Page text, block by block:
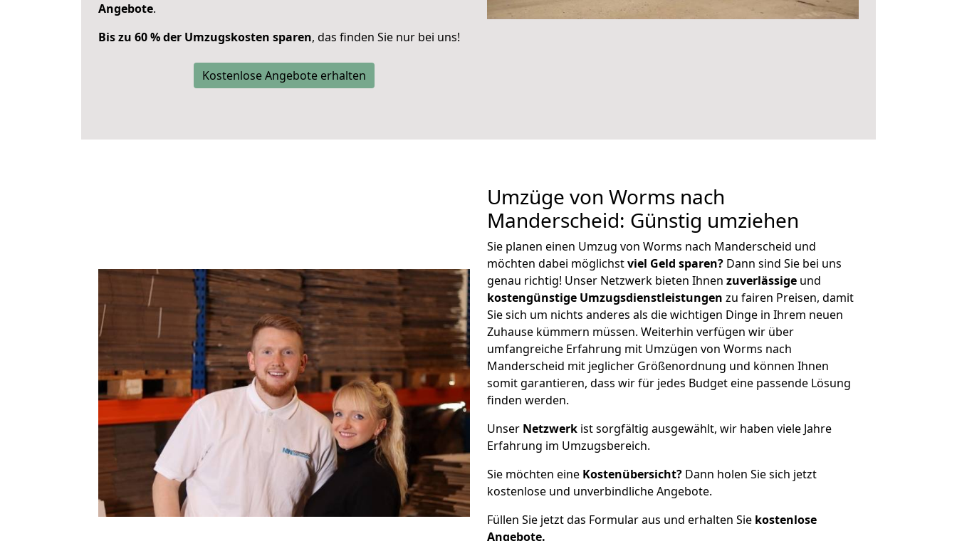
Angebote.
Bis zu 60 % der Umzugskosten sparen, das finden Sie nur bei uns!
Kostenlose Angebote erhalten
Umzüge von Worms nach
Manderscheid: Günstig umziehen
Sie planen einen Umzug von Worms nach Manderscheid und
möchten dabei möglichstviel Geld sparen? Dann sind Sie bei uns
genau richtig! Unser Netzwerk bieten Ihnen zuverlässige und
kostengünstige Umzugsdienstleistungen zu fairen Preisen, damit
Sie sich um nichts anderes als die wichtigen Dinge in Ihrem neuen
Zuhause kümmern müssen. Weiterhin verfügen wir über
umfangreiche Erfahrung mit Umzügen von Worms nach
Manderscheid mit jeglicher Größenordnung und können Ihnen
somit garantieren, dass wir für jedes Budget eine passende Lösung
finden werden.
Unser Netzwerk ist sorgfältig ausgewählt, wir haben viele Jahre
Erfahrung im Umzugsbereich.
Sie möchten eine Kostenübersicht? Dann holen Sie sich jetzt
kostenlose und unverbindliche Angebote.
Füllen Sie jetzt das Formular aus und erhalten Sie kostenlose
Angebote.